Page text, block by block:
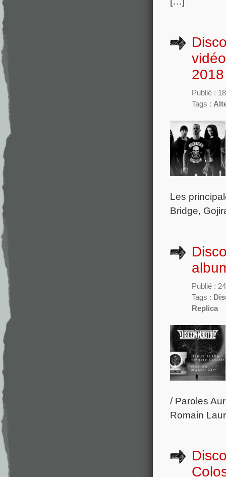
2018
Publié :
Tags :
Les
Bridge,
Publié :
Tags :
Replica
/ Paroles
Romain